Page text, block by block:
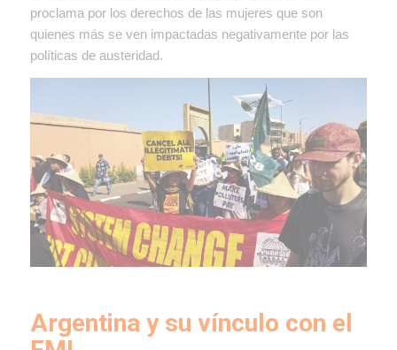
proclama por los derechos de las mujeres que son
quienes más se ven impactadas negativamente por las
políticas de austeridad.
Argentina y su vínculo con el